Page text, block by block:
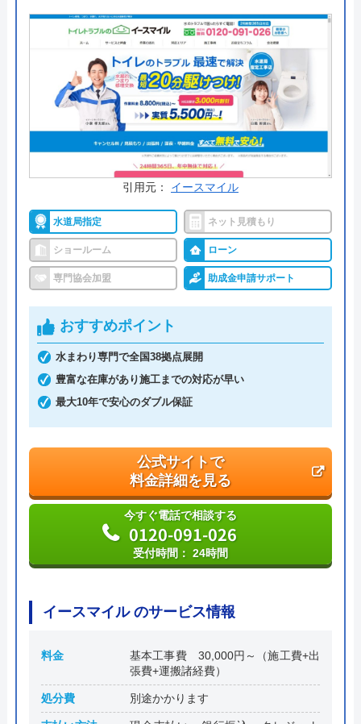
で、活用してみてはいかがでしょうか。
公式サイトで
料金詳細を見る
今すぐ電話で相談する
0120-979-714
受付時間： ―
リフォームまつ建 の基本情報
運営会社 まつ建ト―タルサポ―ト株式会社
創業・設立 平成30年8月27日 設立
本社所在地
〒301-0000
茨城県龍ヶ崎市4278-5
引用元： イースマイル
水道局指定 ネット見積もり
ショールーム ローン
専門協会加盟 助成金申請サポート
おすすめポイント
水まわり専門で全国38拠点展開
豊富な在庫があり施工までの対応が早い
最大10年で安心のダブル保証
公式サイトで
料金詳細を見る
今すぐ電話で相談する
0120-091-026
受付時間： 24時間
イースマイル のサービス情報
料金
基本工事費 30,000円～（施工費+出
張費+運搬諸経費）
処分費 別途かかります